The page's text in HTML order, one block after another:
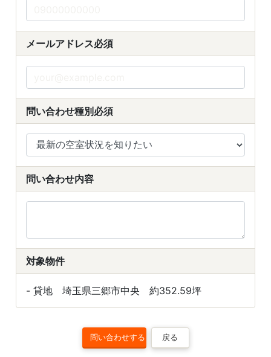
メールアドレス必須
問い合わせ種別 必須
問い合わせ内容
対象物件
- 貸地 埼玉県三郷市中央 約352.59坪
戻る